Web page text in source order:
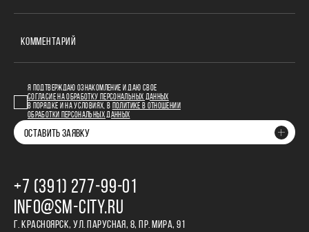
КОММЕНТАРИЙ
Я ПОДТВЕРЖДАЮ ОЗНАКОМЛЕНИЕ И ДАЮ СВОЕ
СОГЛАСИЕ НА ОБРАБОТКУ ПЕРСОНАЛЬНЫХ ДАННЫХ
В ПОРЯДКЕ И НА УСЛОВИЯХ, В
ПОЛИТИКЕ В ОТНОШЕНИИ
ОБРАБОТКИ ПЕРСОНАЛЬНЫХ ДАННЫХ
ОСТАВИТЬ ЗАЯВКУ
+7 (391) 277‒99‒01
INFO@SM-CITY.RU
Г. КРАСНОЯРСК, УЛ. ПАРУСНАЯ, 8, ПР. МИРА, 91